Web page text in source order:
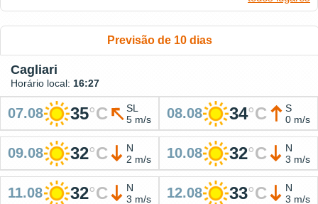
Previsão de 10 dias
Cagliari
Horário local: 16:27
07.08 35°C
SL
5 m/s
08.08 34°C
S
0 m/s
09.08 32°C
N
2 m/s
10.08 32°C
N
3 m/s
11.08 32°C
N
3 m/s
12.08 33°C
N
3 m/s